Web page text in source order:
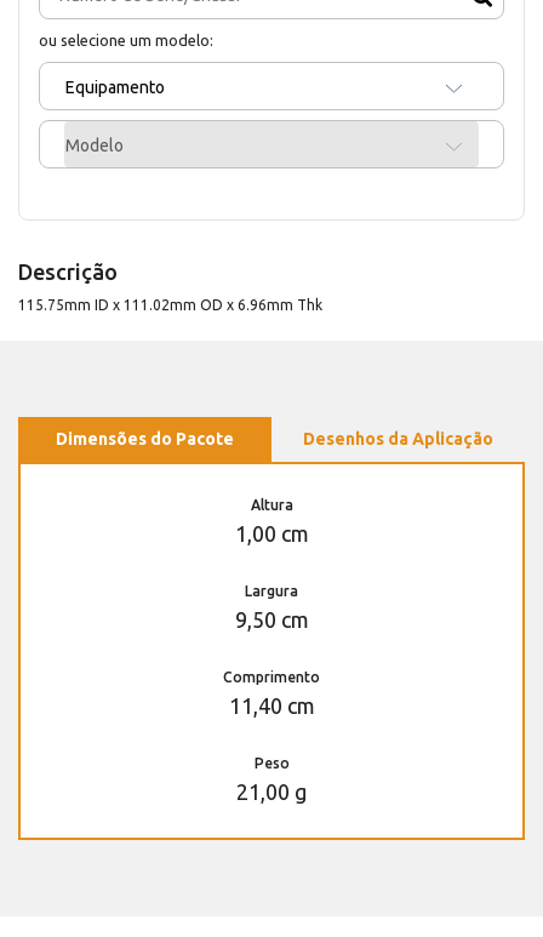
ou selecione um modelo:
Equipamento
Modelo
Descrição
115.75mm ID x 111.02mm OD x 6.96mm Thk
Dimensões do Pacote Desenhos da Aplicação
Altura
1,00 cm
Largura
9,50 cm
Comprimento
11,40 cm
Peso
21,00 g